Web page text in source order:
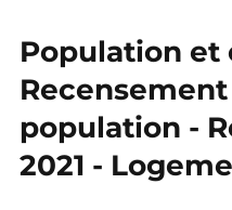
Population et
population -
2021 -